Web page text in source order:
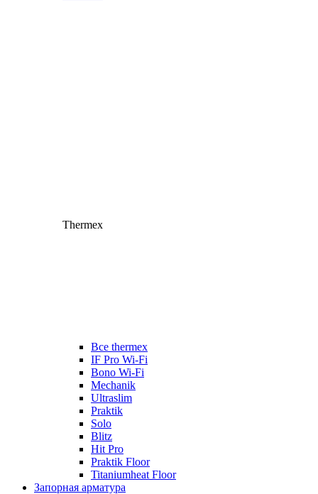
Thermex
Все thermex
IF Pro Wi-Fi
Bono Wi-Fi
Mechanik
Ultraslim
Praktik
Solo
Blitz
Hit Pro
Praktik Floor
Titaniumheat Floor
Запорная арматура